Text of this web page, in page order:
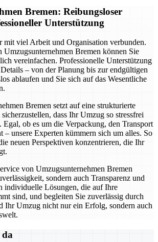
Bremen: Reibungsloser
Unterstützung
mit viel Arbeit und Organisation verbunden.
Umzugsunternehmen Bremen können Sie
vereinfachen. Professionelle Unterstützung
– von der Planung bis zur endgültigen
ablaufen und Sie sich auf das Wesentliche
Bremen setzt auf eine strukturierte
dass Ihr Umzug so stressfrei
ob es um die Verpackung, den Transport
– unsere Experten kümmern sich um alles. So
neuen Perspektiven konzentrieren, die Ihr
von Umzugsunternehmen Bremen
sondern auch Transparenz und
individuelle Lösungen, die auf Ihre
sind, und begleiten Sie zuverlässig durch
Ihr Umzug nicht nur ein Erfolg, sondern auch